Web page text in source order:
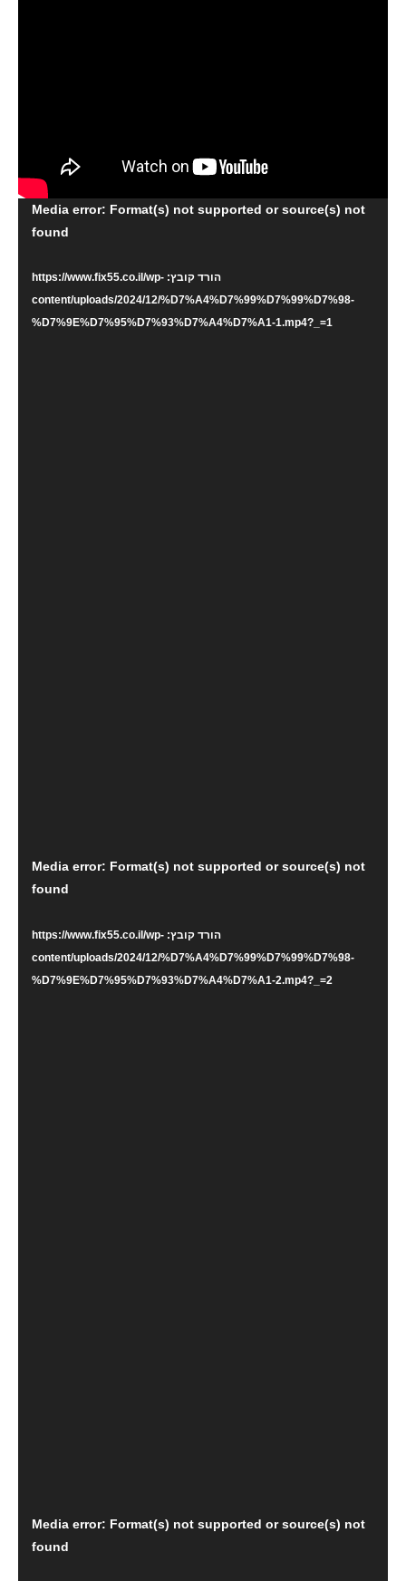
נגן
Media error: Format(s) not supported or source(s) not
found
הורד קובץ: https://www.fix55.co.il/wp-
content/uploads/2024/12/%D7%A4%D7%99%D7%99%D7%98-
%D7%9E%D7%95%D7%93%D7%A4%D7%A1-1.mp4?_=1
נגן
Media error: Format(s) not supported or source(s) not
found
הורד קובץ: https://www.fix55.co.il/wp-
content/uploads/2024/12/%D7%A4%D7%99%D7%99%D7%98-
%D7%9E%D7%95%D7%93%D7%A4%D7%A1-2.mp4?_=2
נגן
Media error: Format(s) not supported or source(s) not
found